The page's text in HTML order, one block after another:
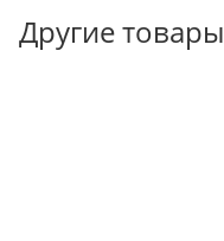
Другие товары